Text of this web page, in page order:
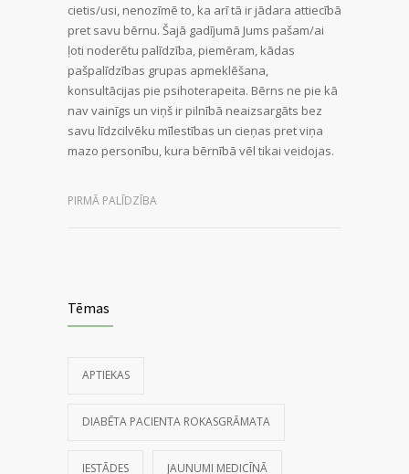
cietis/usi, nenozīmē to, ka arī tā ir jādara attiecībā
pret savu bērnu. Šajā gadījumā Jums pašam/ai
ļoti noderētu palīdzība, piemēram, kādas
pašpalīdzības grupas apmeklēšana,
konsultācijas pie psihoterapeita. Bērns ne pie kā
nav vainīgs un viņš ir pilnībā neaizsargāts bez
savu līdzcilvēku mīlestības un cieņas pret viņa
mazo personību, kura bērnībā vēl tikai veidojas.
PIRMĀ PALĪDZĪBA
Tēmas
APTIEKAS
DIABĒTA PACIENTA ROKASGRĀMATA
IESTĀDES JAUNUMI MEDICĪNĀ